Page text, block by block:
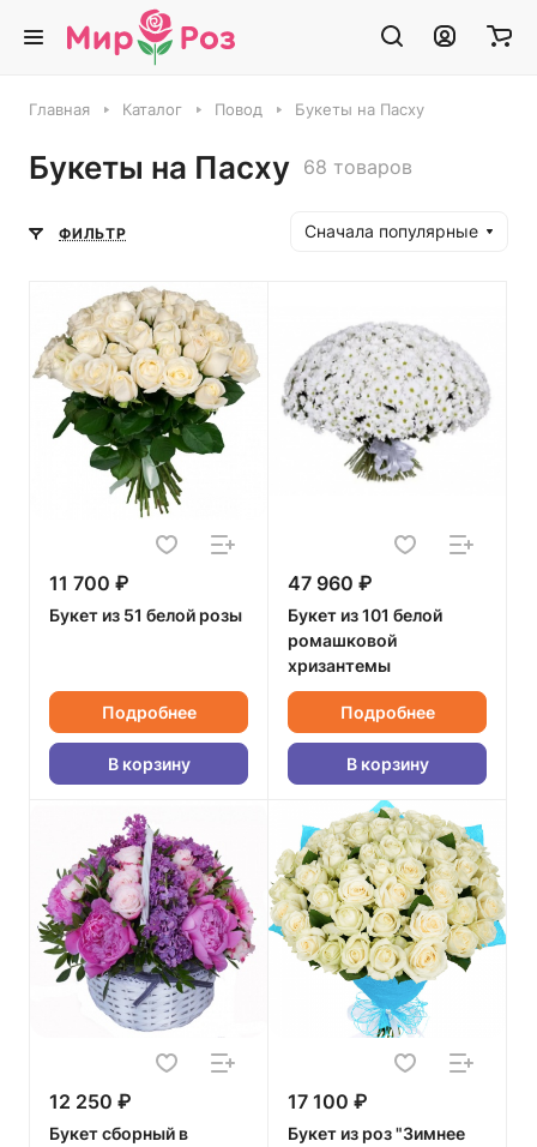
Главная Каталог Повод Букеты на Пасху
Букеты на Пасху 68 товаров
ФИЛЬТР Сначала популярные
11 700 ₽
Букет из 51 белой розы
Подробнее
В корзину
47 960 ₽
Букет из 101 белой
ромашковой
хризантемы
Подробнее
В корзину
12 250 ₽
Букет сборный в
17 100 ₽
Букет из роз "Зимнее